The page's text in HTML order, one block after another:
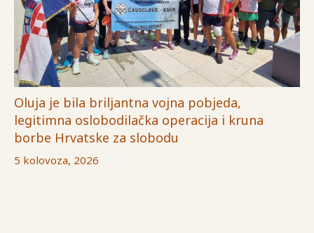
Oluja je bila briljantna vojna pobjeda,
legitimna oslobodilačka operacija i kruna
borbe Hrvatske za slobodu
5 kolovoza, 2026